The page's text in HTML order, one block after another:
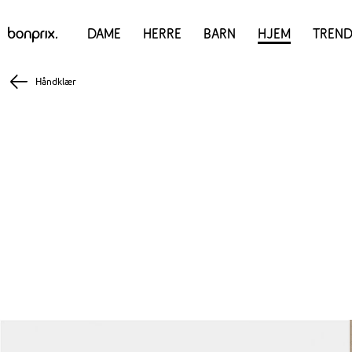
Dame Herre Barn Hjem
Håndklær